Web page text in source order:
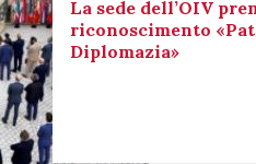
La sede dell’OIV
riconoscimento
Diplomazia»